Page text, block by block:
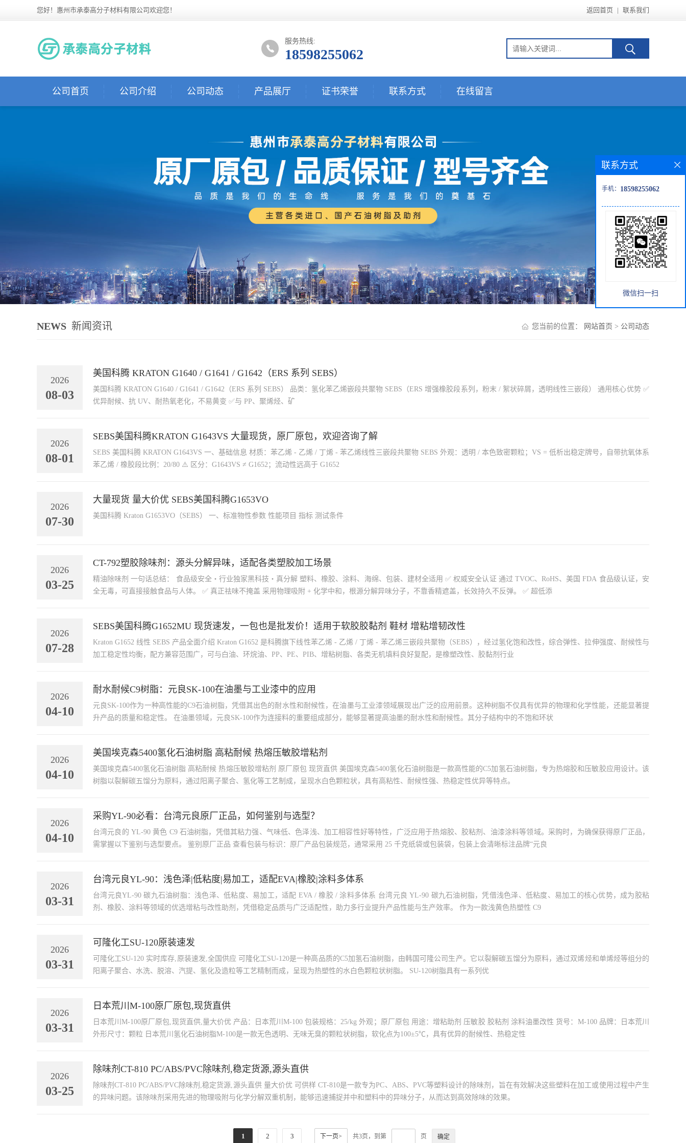
您好！惠州市承泰高分子材料有限公司欢迎您！ 返回首页 | 联系我们
服务热线:
18598255062
公司首页 公司介绍 公司动态 产品展厅 证书荣誉 联系方式 在线留言
NEWS 新闻资讯 您当前的位置： 网站首页 > 公司动态
2026
08-03
美国科腾 KRATON G1640 / G1641 / G1642（ERS 系列 SEBS）
美国科腾 KRATON G1640 / G1641 / G1642（ERS 系列 SEBS） 品类：氢化苯乙烯嵌段共聚物 SEBS（ERS 增强橡胶段系列，粉末 / 絮状碎屑，透明线性三嵌段） 通用核心优势 ✅
优异耐候、抗 UV、耐热氧老化，不易黄变 ✅与 PP、聚烯烃、矿
2026
08-01
SEBS美国科腾KRATON G1643VS 大量现货，原厂原包，欢迎咨询了解
SEBS 美国科腾 KRATON G1643VS 一、基础信息 材质：苯乙烯 - 乙烯 / 丁烯 - 苯乙烯线性三嵌段共聚物 SEBS 外观：透明 / 本色致密颗粒；VS = 低析出稳定牌号，自带抗氧体系
苯乙烯 / 橡胶段比例：20/80 ⚠️ 区分：G1643VS ≠ G1652；流动性远高于 G1652
2026
07-30
大量现货 量大价优 SEBS美国科腾G1653VO
美国科腾 Kraton G1653VO（SEBS） 一、标准物性参数 性能项目 指标 测试条件
2026
03-25
CT-792塑胶除味剂：源头分解异味，适配各类塑胶加工场景
精油除味剂 一句话总结： 食品级安全・行业独家黑科技・真分解 塑料、橡胶、涂料、海绵、包装、建材全适用 ✅ 权威安全认证 通过 TVOC、RoHS、美国 FDA 食品级认证，安
全无毒，可直接接触食品与人体。 ✅ 真正祛味不掩盖 采用物理吸附 + 化学中和，根源分解异味分子，不靠香精遮盖，长效持久不反弹。 ✅ 超低添
2026
07-28
SEBS美国科腾G1652MU 现货速发，一包也是批发价！适用于软胶胶黏剂 鞋材 增粘增韧改性
Kraton G1652 线性 SEBS 产品全面介绍 Kraton G1652 是科腾旗下线性苯乙烯 - 乙烯 / 丁烯 - 苯乙烯三嵌段共聚物（SEBS），经过氢化饱和改性，综合弹性、拉伸强度、耐候性与
加工稳定性均衡，配方兼容范围广，可与白油、环烷油、PP、PE、PIB、增粘树脂、各类无机填料良好复配，是橡塑改性、胶黏剂行业
2026
04-10
耐水耐候C9树脂：元良SK-100在油墨与工业漆中的应用
元良SK-100作为一种高性能的C9石油树脂，凭借其出色的耐水性和耐候性，在油墨与工业漆领域展现出广泛的应用前景。这种树脂不仅具有优异的物理和化学性能，还能显著提
升产品的质量和稳定性。 在油墨领域，元良SK-100作为连接料的重要组成部分，能够显著提高油墨的耐水性和耐候性。其分子结构中的不饱和环状
2026
04-10
美国埃克森5400氢化石油树脂 高粘耐候 热熔压敏胶增粘剂
美国埃克森5400氢化石油树脂 高粘耐候 热熔压敏胶增粘剂 原厂原包 现货直供 美国埃克森5400氢化石油树脂是一款高性能的C5加氢石油树脂，专为热熔胶和压敏胶应用设计。该
树脂以裂解碳五馏分为原料，通过阳离子聚合、氢化等工艺制成，呈现水白色颗粒状，具有高粘性、耐候性强、热稳定性优异等特点。
2026
04-10
采购YL-90必看：台湾元良原厂正品，如何鉴别与选型？
台湾元良的 YL-90 黄色 C9 石油树脂，凭借其粘力强、气味低、色泽浅、加工相容性好等特性，广泛应用于热熔胶、胶粘剂、油漆涂料等领域。采购时，为确保获得原厂正品，
需掌握以下鉴别与选型要点。 鉴别原厂正品 查看包装与标识：原厂产品包装规范，通常采用 25 千克纸袋或包装袋，包装上会清晰标注品牌“元良
2026
03-31
台湾元良YL-90：浅色泽|低粘度|易加工，适配EVA|橡胶|涂料多体系
台湾元良YL-90 碳九石油树脂：浅色泽、低粘度、易加工，适配 EVA / 橡胶 / 涂料多体系 台湾元良 YL-90 碳九石油树脂，凭借浅色泽、低粘度、易加工的核心优势，成为胶粘
剂、橡胶、涂料等领域的优选增粘与改性助剂，凭借稳定品质与广泛适配性，助力多行业提升产品性能与生产效率。 作为一款浅黄色热塑性 C9
2026
03-31
可隆化工SU-120原装速发
可隆化工SU-120 实时库存,原装速发,全国供应 可隆化工SU-120是一种高品质的C5加氢石油树脂，由韩国可隆公司生产。它以裂解碳五馏分为原料，通过双烯烃和单烯烃等组分的
阳离子聚合、水洗、脱溶、汽提、氢化及造粒等工艺精制而成，呈现为热塑性的水白色颗粒状树脂。 SU-120树脂具有一系列优
2026
03-31
日本荒川M-100原厂原包,现货直供
日本荒川M-100原厂原包,现货直供,量大价优 产品：日本荒川M-100 包装规格：25/kg 外观；原厂原包 用途：增粘助剂 压敏胶 胶粘剂 涂料油墨改性 货号：M-100 品牌：日本荒川
外形尺寸：颗粒 日本荒川氢化石油树脂M-100是一款无色透明、无味无臭的颗粒状树脂，软化点为100±5℃，具有优异的耐候性、热稳定性
2026
03-25
除味剂CT-810 PC/ABS/PVC除味剂,稳定货源,源头直供
除味剂CT-810 PC/ABS/PVC除味剂,稳定货源,源头直供 量大价优 可供样 CT-810是一款专为PC、ABS、PVC等塑料设计的除味剂，旨在有效解决这些塑料在加工或使用过程中产生
的异味问题。该除味剂采用先进的物理吸附与化学分解双重机制，能够迅速捕捉并中和塑料中的异味分子，从而达到高效除味的效果。
1 2 3 下一页> 共3页，到第 页
联系方式
手机： 18598255062
微信扫一扫